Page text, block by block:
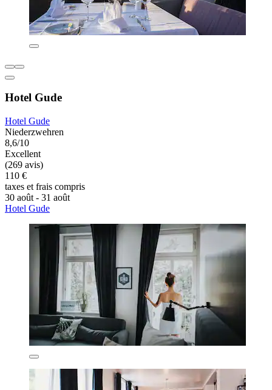
Hotel Gude
Hotel Gude
Niederzwehren
8,6/10
Excellent
(269 avis)
110 €
taxes et frais compris
30 août - 31 août
Hotel Gude